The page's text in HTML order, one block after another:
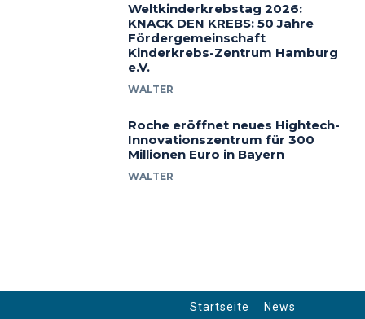
Weltkinderkrebstag 2026:
KNACK DEN KREBS: 50 Jahre
Fördergemeinschaft
Kinderkrebs-Zentrum Hamburg
e.V.
WALTER
Roche eröffnet neues Hightech-
Innovationszentrum für 300
Millionen Euro in Bayern
WALTER
Startseite News